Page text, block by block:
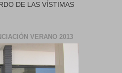
DE LAS VÍSTIMAS
VERANO 2013